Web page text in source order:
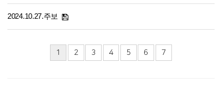
2024.10.27.주보
1 2 3 4 5 6 7